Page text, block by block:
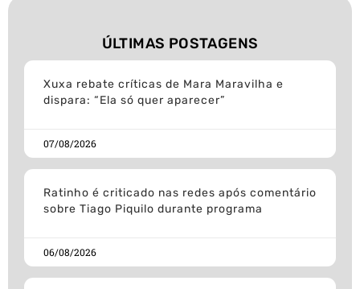
ÚLTIMAS POSTAGENS
Xuxa rebate críticas de Mara Maravilha e
dispara: “Ela só quer aparecer”
07/08/2026
Ratinho é criticado nas redes após comentário
sobre Tiago Piquilo durante programa
06/08/2026